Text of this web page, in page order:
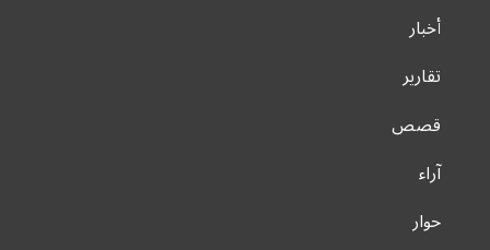
أخبار
تقارير
قصص
آراء
حوار